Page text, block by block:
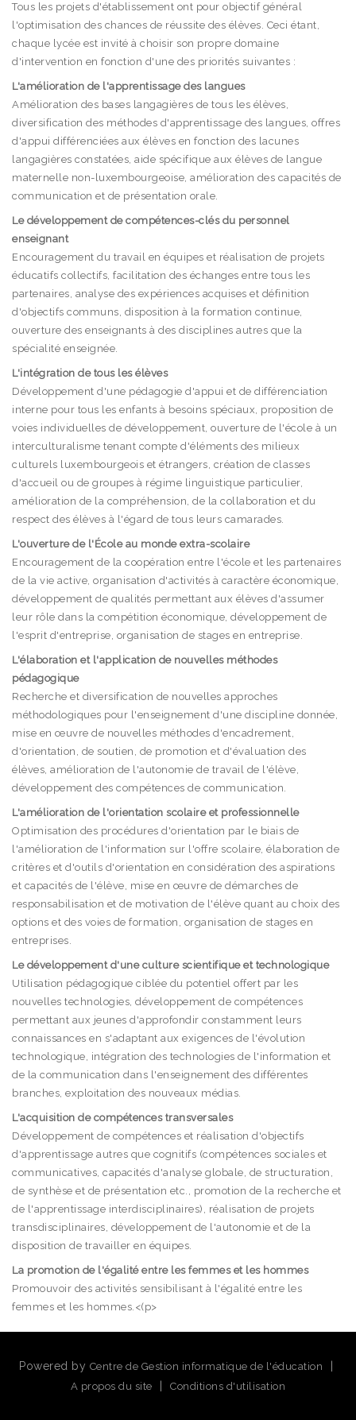
Tous les projets d'établissement ont pour objectif général
l'optimisation des chances de réussite des élèves. Ceci étant,
chaque lycée est invité à choisir son propre domaine
d'intervention en fonction d'une des priorités suivantes :
L'amélioration de l'apprentissage des langues
Amélioration des bases langagières de tous les élèves,
diversification des méthodes d'apprentissage des langues, offres
d'appui différenciées aux élèves en fonction des lacunes
langagières constatées, aide spécifique aux élèves de langue
maternelle non-luxembourgeoise, amélioration des capacités de
communication et de présentation orale.
Le développement de compétences-clés du personnel
enseignant
Encouragement du travail en équipes et réalisation de projets
éducatifs collectifs, facilitation des échanges entre tous les
partenaires, analyse des expériences acquises et définition
d'objectifs communs, disposition à la formation continue,
ouverture des enseignants à des disciplines autres que la
spécialité enseignée.
L'intégration de tous les élèves
Développement d'une pédagogie d'appui et de différenciation
interne pour tous les enfants à besoins spéciaux, proposition de
voies individuelles de développement, ouverture de l'école à un
interculturalisme tenant compte d'éléments des milieux
culturels luxembourgeois et étrangers, création de classes
d'accueil ou de groupes à régime linguistique particulier,
amélioration de la compréhension, de la collaboration et du
respect des élèves à l'égard de tous leurs camarades.
L'ouverture de l'École au monde extra-scolaire
Encouragement de la coopération entre l'école et les partenaires
de la vie active, organisation d'activités à caractère économique,
développement de qualités permettant aux élèves d'assumer
leur rôle dans la compétition économique, développement de
l'esprit d'entreprise, organisation de stages en entreprise.
L'élaboration et l'application de nouvelles méthodes
pédagogique
Recherche et diversification de nouvelles approches
méthodologiques pour l'enseignement d'une discipline donnée,
mise en œuvre de nouvelles méthodes d'encadrement,
d'orientation, de soutien, de promotion et d'évaluation des
élèves, amélioration de l'autonomie de travail de l'élève,
développement des compétences de communication.
L'amélioration de l'orientation scolaire et professionnelle
Optimisation des procédures d'orientation par le biais de
l'amélioration de l'information sur l'offre scolaire, élaboration de
critères et d'outils d'orientation en considération des aspirations
et capacités de l'élève, mise en œuvre de démarches de
responsabilisation et de motivation de l'élève quant au choix des
options et des voies de formation, organisation de stages en
entreprises.
Le développement d'une culture scientifique et technologique
Utilisation pédagogique ciblée du potentiel offert par les
nouvelles technologies, développement de compétences
permettant aux jeunes d'approfondir constamment leurs
connaissances en s'adaptant aux exigences de l'évolution
technologique, intégration des technologies de l'information et
de la communication dans l'enseignement des différentes
branches, exploitation des nouveaux médias.
L'acquisition de compétences transversales
Développement de compétences et réalisation d'objectifs
d'apprentissage autres que cognitifs (compétences sociales et
communicatives, capacités d'analyse globale, de structuration,
de synthèse et de présentation etc., promotion de la recherche et
de l'apprentissage interdisciplinaires), réalisation de projets
transdisciplinaires, développement de l'autonomie et de la
disposition de travailler en équipes.
La promotion de l'égalité entre les femmes et les hommes
Promouvoir des activités sensibilisant à l'égalité entre les
femmes et les hommes.<(p>
Powered by Centre de Gestion informatique de l'éducation
A propos du site Conditions d'utilisation